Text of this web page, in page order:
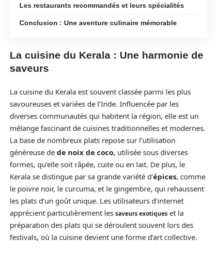
Les restaurants recommandés et leurs spécialités
Conclusion : Une aventure culinaire mémorable
La cuisine du Kerala : Une harmonie de
saveurs
La cuisine du Kerala est souvent classée parmi les plus
savoureuses et variées de l’Inde. Influencée par les
diverses communautés qui habitent la région, elle est un
mélange fascinant de cuisines traditionnelles et modernes.
La base de nombreux plats repose sur l’utilisation
généreuse de de noix de coco, utilisée sous diverses
formes, qu’elle soit râpée, cuite ou en lait. De plus, le
Kerala se distingue par sa grande variété d’épices, comme
le poivre noir, le curcuma, et le gingembre, qui rehaussent
les plats d’un goût unique. Les utilisateurs d’internet
apprécient particulièrement les saveurs exotiques et la
préparation des plats qui se déroulent souvent lors des
festivals, où la cuisine devient une forme d’art collective.